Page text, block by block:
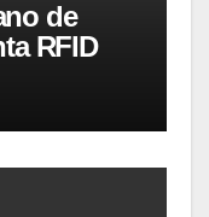
de
RFID
de